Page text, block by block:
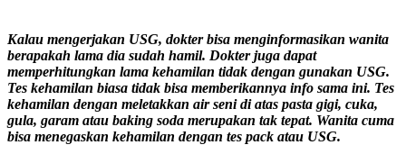
Kalau mengerjakan USG, dokter bisa menginformasikan wanita
berapakah lama dia sudah hamil. Dokter juga dapat
memperhitungkan lama kehamilan tidak dengan gunakan USG.
Tes kehamilan biasa tidak bisa memberikannya info sama ini. Tes
kehamilan dengan meletakkan air seni di atas pasta gigi, cuka,
gula, garam atau baking soda merupakan tak tepat. Wanita cuma
bisa menegaskan kehamilan dengan tes pack atau USG.